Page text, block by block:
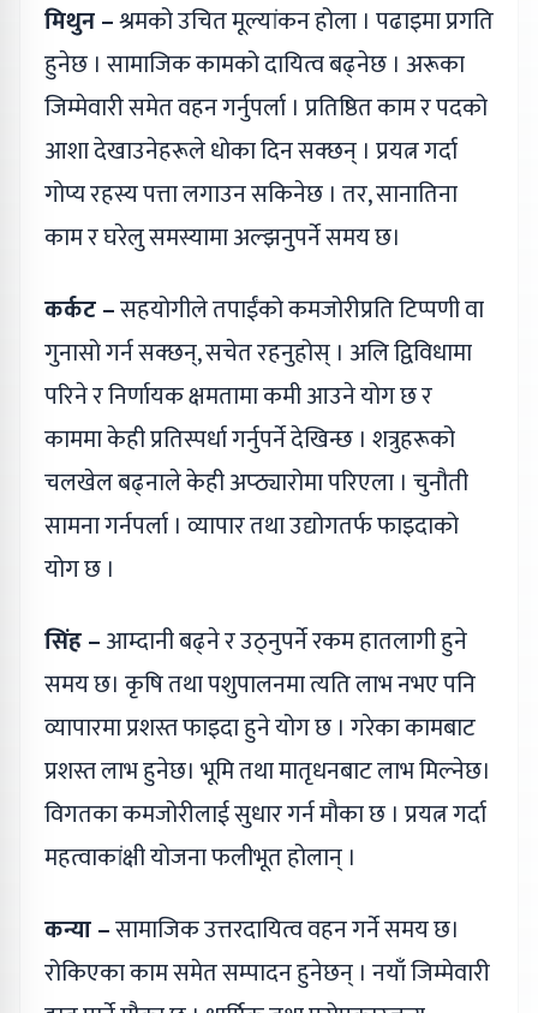
मिथुन –श्रमको उचित मूल्यांकन होला । पढाइमा प्रगति
हुनेछ । सामाजिक कामको दायित्व बढ्नेछ । अरूका
जिम्मेवारी समेत वहन गर्नुपर्ला । प्रतिष्ठित काम र पदको
आशा देखाउनेहरूले धोका दिन सक्छन् । प्रयत्न गर्दा
गोप्य रहस्य पत्ता लगाउन सकिनेछ । तर, सानातिना
काम र घरेलु समस्यामा अल्झनुपर्ने समय छ।
कर्कट –सहयोगीले तपाईंको कमजोरीप्रति टिप्पणी वा
गुनासो गर्न सक्छन्, सचेत रहनुहोस् । अलि द्विविधामा
परिने र निर्णायक क्षमतामा कमी आउने योग छ र
काममा केही प्रतिस्पर्धा गर्नुपर्ने देखिन्छ । शत्रुहरूको
चलखेल बढ्नाले केही अप्ठ्यारोमा परिएला । चुनौती
सामना गर्नपर्ला । व्यापार तथा उद्योगतर्फ फाइदाको
योग छ ।
सिंह –आम्दानी बढ्ने र उठ्नुपर्ने रकम हातलागी हुने
समय छ। कृषि तथा पशुपालनमा त्यति लाभ नभए पनि
व्यापारमा प्रशस्त फाइदा हुने योग छ । गरेका कामबाट
प्रशस्त लाभ हुनेछ। भूमि तथा मातृधनबाट लाभ मिल्नेछ।
विगतका कमजोरीलाई सुधार गर्न मौका छ । प्रयत्न गर्दा
महत्वाकांक्षी योजना फलीभूत होलान् ।
कन्या –सामाजिक उत्तरदायित्व वहन गर्ने समय छ।
रोकिएका काम समेत सम्पादन हुनेछन् । नयाँ जिम्मेवारी